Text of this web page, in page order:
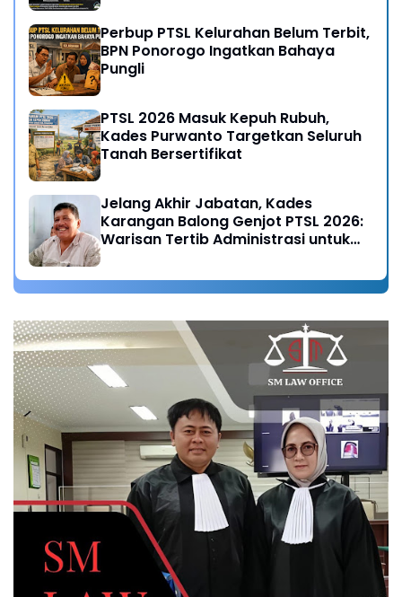
Perbup PTSL Kelurahan Belum Terbit,
BPN Ponorogo Ingatkan Bahaya
Pungli
PTSL 2026 Masuk Kepuh Rubuh,
Kades Purwanto Targetkan Seluruh
Tanah Bersertifikat
Jelang Akhir Jabatan, Kades
Karangan Balong Genjot PTSL 2026:
Warisan Tertib Administrasi untuk